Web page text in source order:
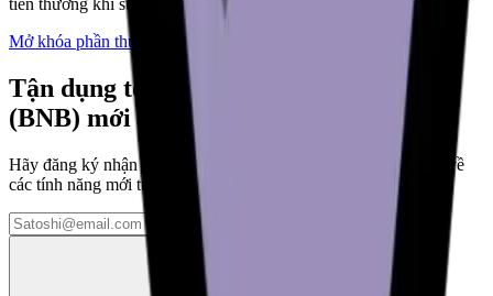
Mở khóa phần thưởng
Tận dụng tối đa ví BNB Smart Chain
(BNB) mới của bạn
Hãy đăng ký nhận thông tin cập nhật từ chúng tôi để biết thêm về
các tính năng mới tuyệt vời ngay khi chúng được ra mắt